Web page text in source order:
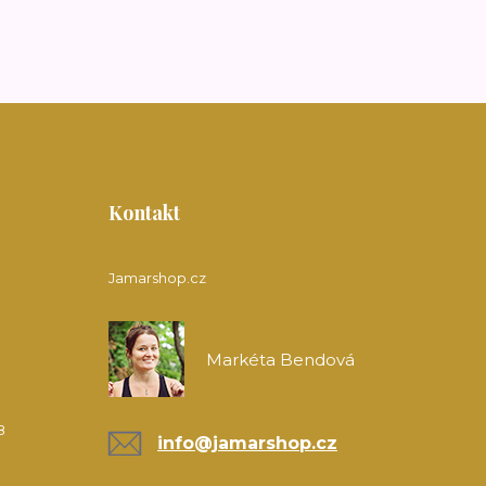
Kontakt
Jamarshop.cz
Markéta Bendová
info@jamarshop.cz